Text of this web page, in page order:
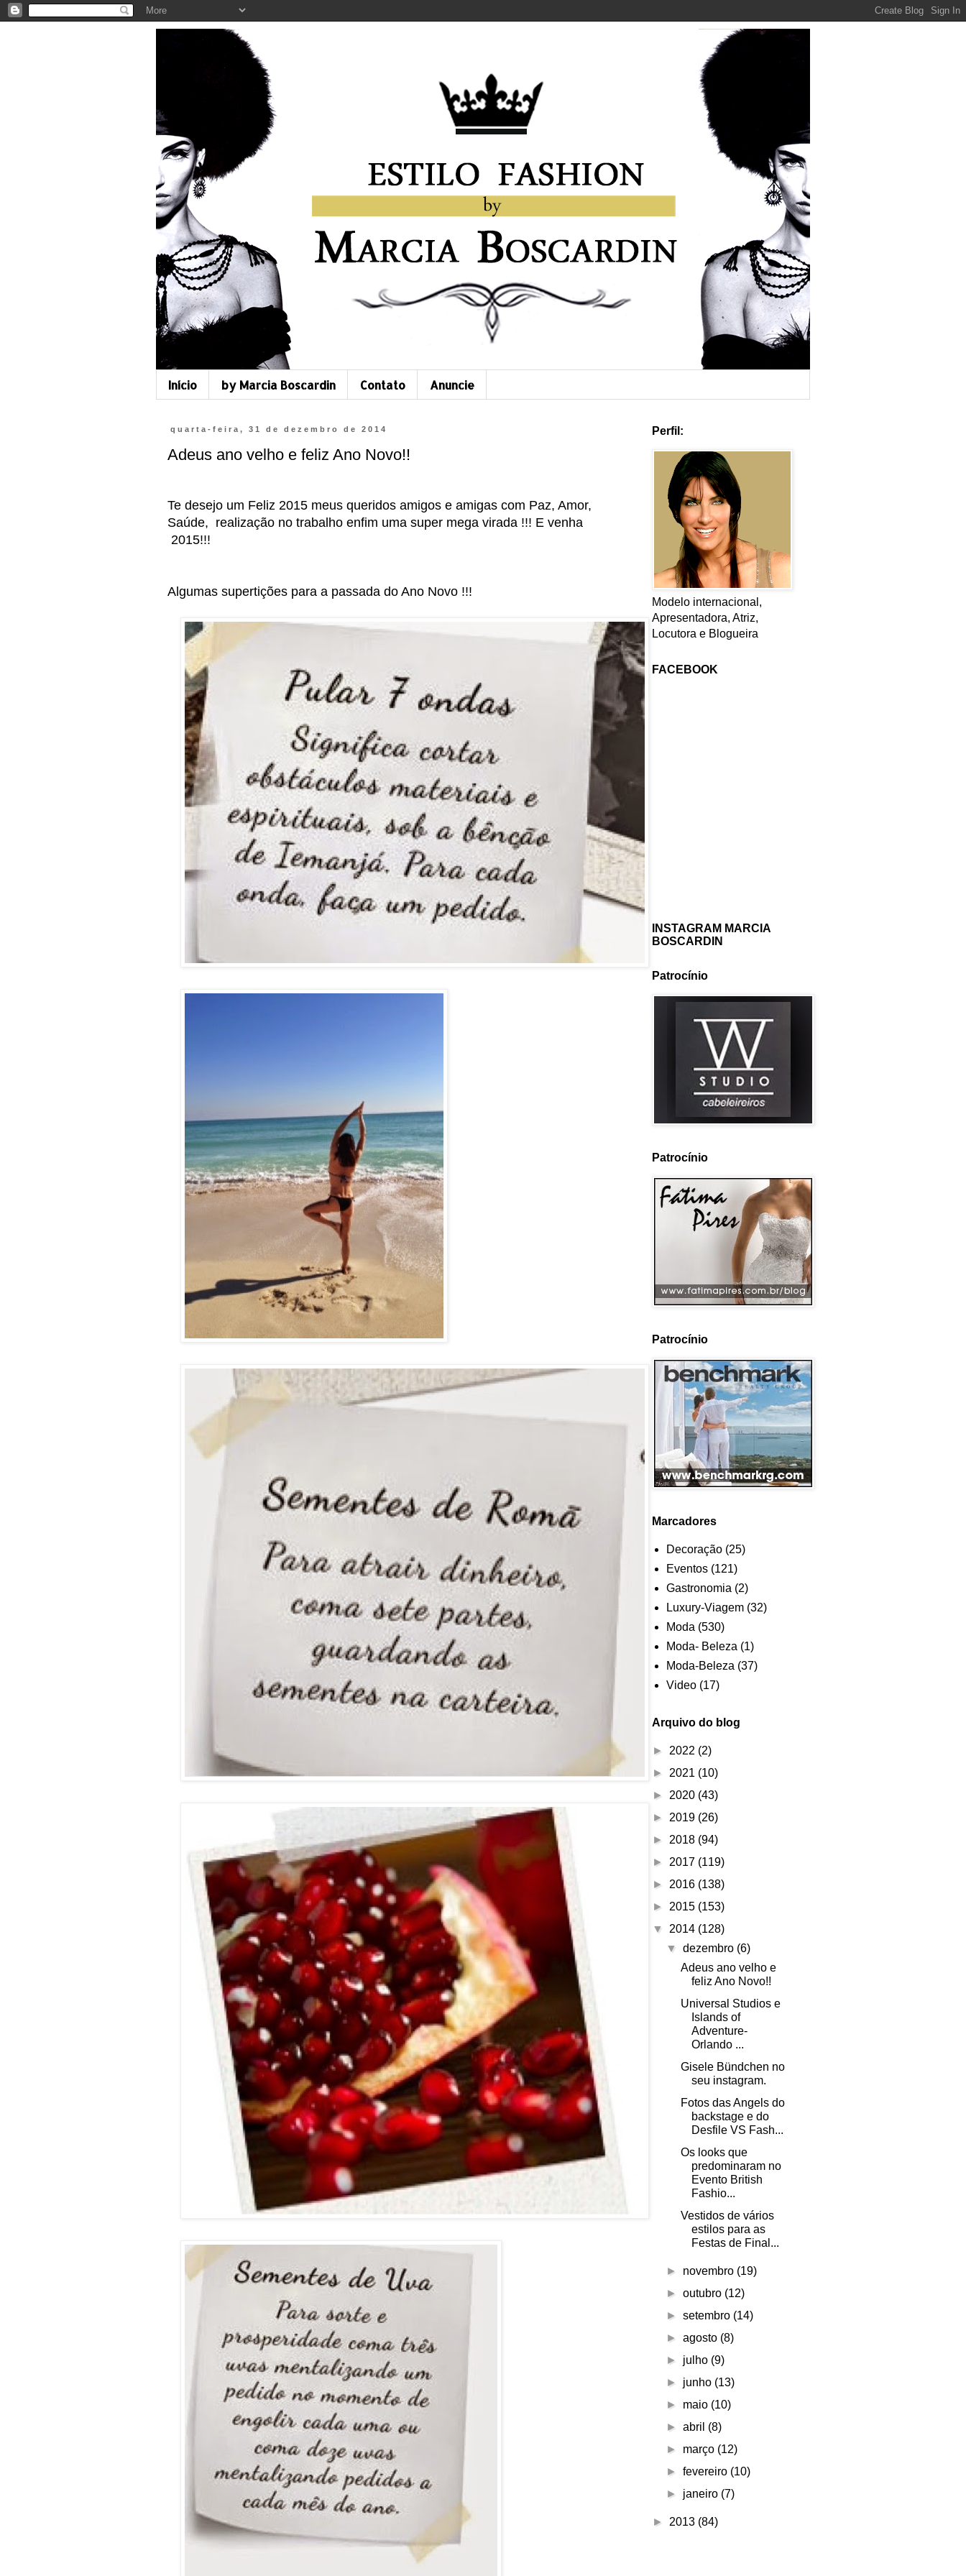
Início by Marcia Boscardin Contato Anuncie
quarta-feira, 31 de dezembro de 2014
Adeus ano velho e feliz Ano Novo!!
Te desejo um Feliz 2015 meus queridos amigos e amigas com Paz, Amor,
Saúde, realização no trabalho enfim uma super mega virada !!! E venha
2015!!!
Algumas supertições para a passada do Ano Novo !!!
Perfil:
Modelo internacional,
Apresentadora, Atriz,
Locutora e Blogueira
FACEBOOK
INSTAGRAM MARCIA
BOSCARDIN
Patrocínio
Patrocínio
Patrocínio
Marcadores
Decoração (25)
Eventos (121)
Gastronomia (2)
Luxury-Viagem (32)
Moda (530)
Moda- Beleza (1)
Moda-Beleza (37)
Video (17)
Arquivo do blog
► 2022 (2)
► 2021 (10)
► 2020 (43)
► 2019 (26)
► 2018 (94)
► 2017 (119)
► 2016 (138)
► 2015 (153)
▼ 2014 (128)
▼dezembro (6)
Adeus ano velho e
feliz Ano Novo!!
Universal Studios e
Islands of
Adventure-
Orlando ...
Gisele Bündchen no
seu instagram.
Fotos das Angels do
backstage e do
Desfile VS Fash...
Os looks que
predominaram no
Evento British
Fashio...
Vestidos de vários
estilos para as
Festas de Final...
► novembro (19)
►outubro (12)
►setembro (14)
►agosto (8)
► julho (9)
► junho (13)
► maio (10)
►abril (8)
► março (12)
►fevereiro (10)
► janeiro (7)
► 2013 (84)